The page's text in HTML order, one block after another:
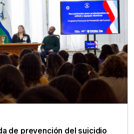
de prevención del suicidio